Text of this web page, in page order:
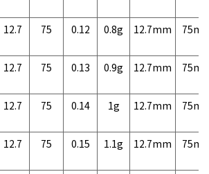
12.7 75 0.12 0.8g 12.7mm
12.7 75 0.13 0.9g 12.7mm
12.7 75 0.14 1g 12.7mm
12.7 75 0.15 1.1g 12.7mm